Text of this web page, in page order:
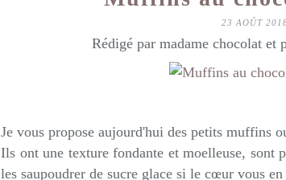
23 AOÛT
Rédigé par madame chocolat et
Je vous propose aujourd'hui des petits muffins
Ils ont une texture fondante et moelleuse, sont
les saupoudrer de sucre glace si le cœur vous